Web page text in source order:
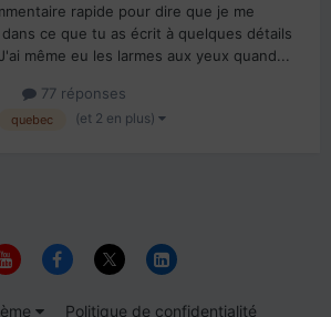
rapide pour dire que je me
ce que tu as écrit à quelques détails
même eu les larmes aux yeux quand...
77 réponses
quebec (et 2 en plus)
Politique de confidentialité